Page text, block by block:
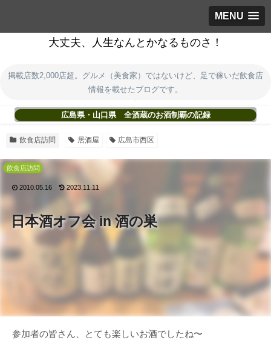
MENU
大丈夫、人生なんとかなるものさ！
掲載店数2,000店超。グルメ（美食家）ではないけど、足で稼いだ飲食店
情報を載せたブログです。
広島県・山口県 全酒蔵のお酒制覇の記録
飲食店訪問 居酒屋 広島市西区
日本酒オフ会 in 酒の巣
飲食店訪問
2010.05.16 2023.11.11
参加者の皆さん、とても楽しいお酒でしたね〜